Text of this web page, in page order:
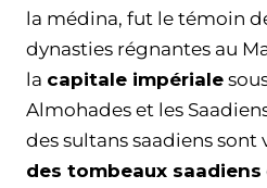
la médina, fut le témoin
dynasties régnantes au
la capitale impériale
Almohades et les
des sultans saadiens sont
des tombeaux saadiens